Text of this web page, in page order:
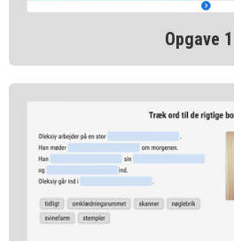
Opgave 1